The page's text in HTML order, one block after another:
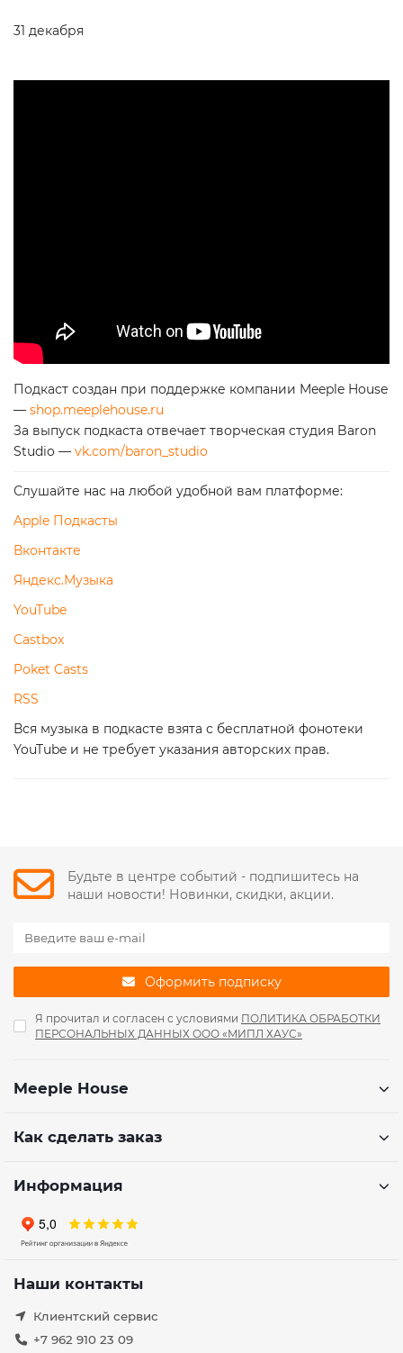
31 декабря
Подкаст создан при поддержке компании Meeple House
— shop.meeplehouse.ru
За выпуск подкаста отвечает творческая студия Baron
Studio — vk.com/baron_studio
Слушайте нас на любой удобной вам платформе:
Apple Подкасты
Вконтакте
Яндекс.Музыка
YouTube
Castbox
Poket Casts
RSS
Вся музыка в подкасте взята с бесплатной фонотеки
YouTube и не требует указания авторских прав.
Будьте в центре событий - подпишитесь на
наши новости! Новинки, скидки, акции.
Оформить подписку
Я прочитал и согласен с условиями ПОЛИТИКА ОБРАБОТКИ
ПЕРСОНАЛЬНЫХ ДАННЫХ ООО «МИПЛ ХАУС»
Meeple House
Как сделать заказ
Информация
Наши контакты
Клиентский сервис
+7 962 910 23 09